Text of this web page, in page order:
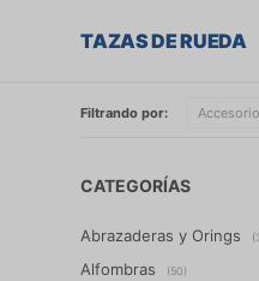
TAZAS DE RUEDA
Filtrando por:
CATEGORÍAS
Abrazaderas y Orings
Alfombras (50)